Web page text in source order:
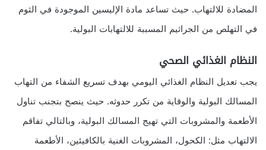
المضادة للالتهاب. حيث تساعد مادة الإليسين الموجودة في الثوم
في التهلص من الجراثيم المسببة للالتهابات البولية.
النظام الغذائي الصحي
يجب تعديل النظام الغذائي اليومي بهدف تسريع الشفاء من التهاب
المسالك البولية والوقاية من تكرر حدوثه. حيث ينصح بتجنب تناول
الأطعمة والمشروبات التي تهيج المسالك البولية، وبالتالي تفاقم
الالتهاب مثل: الكحول، المشروبات الغنية بالكافيئين، الأطعمة